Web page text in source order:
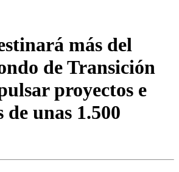
más del
de Transición
proyectos e
de unas 1.500